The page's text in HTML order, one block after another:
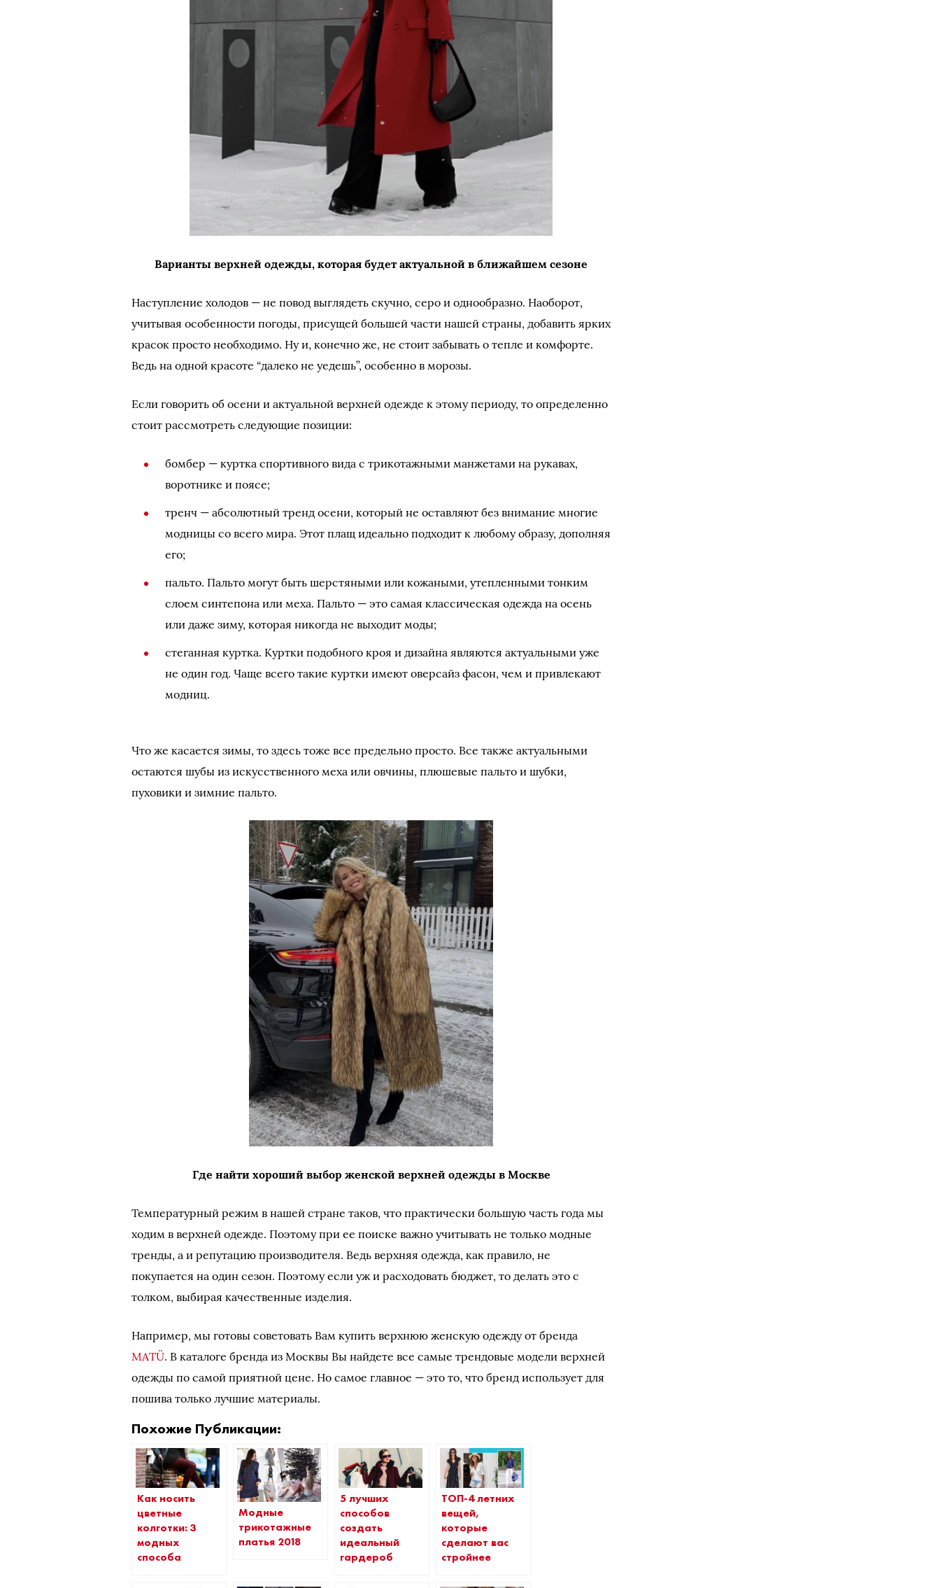
Варианты верхней одежды, которая будет актуальной в ближайшем сезоне
Наступление холодов — не повод выглядеть скучно, серо и однообразно. Наоборот,
учитывая особенности погоды, присущей большей части нашей страны, добавить ярких
красок просто необходимо. Ну и, конечно же, не стоит забывать о тепле и комфорте.
Ведь на одной красоте “далеко не уедешь”, особенно в морозы.
Если говорить об осени и актуальной верхней одежде к этому периоду, то определенно
стоит рассмотреть следующие позиции:
бомбер — куртка спортивного вида с трикотажными манжетами на рукавах,
воротнике и поясе;
тренч — абсолютный тренд осени, который не оставляют без внимание многие
модницы со всего мира. Этот плащ идеально подходит к любому образу, дополняя
его;
пальто. Пальто могут быть шерстяными или кожаными, утепленными тонким
слоем синтепона или меха. Пальто — это самая классическая одежда на осень
или даже зиму, которая никогда не выходит моды;
стеганная куртка. Куртки подобного кроя и дизайна являются актуальными уже
не один год. Чаще всего такие куртки имеют оверсайз фасон, чем и привлекают
модниц.
Что же касается зимы, то здесь тоже все предельно просто. Все также актуальными
остаются шубы из искусственного меха или овчины, плюшевые пальто и шубки,
пуховики и зимние пальто.
Где найти хороший выбор женской верхней одежды в Москве
Температурный режим в нашей стране таков, что практически большую часть года мы
ходим в верхней одежде. Поэтому при ее поиске важно учитывать не только модные
тренды, а и репутацию производителя. Ведь верхняя одежда, как правило, не
покупается на один сезон. Поэтому если уж и расходовать бюджет, то делать это с
толком, выбирая качественные изделия.
Например, мы готовы советовать Вам купить верхнюю женскую одежду от бренда
MATÜ. В каталоге бренда из Москвы Вы найдете все самые трендовые модели верхней
одежды по самой приятной цене. Но самое главное — это то, что бренд использует для
пошива только лучшие материалы.
Похожие Публикации:
Как носить
цветные
колготки: 3
модных
способа
Модные
трикотажные
платья 2018
5 лучших
способов
создать
идеальный
гардероб
ТОП-4 летних
вещей,
которые
сделают вас
стройнее